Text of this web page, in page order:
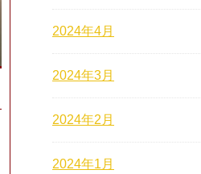
2024年4月
2024年3月
2024年2月
2024年1月